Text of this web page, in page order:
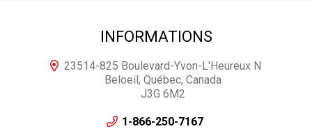
INFORMATIONS
23514-825 Boulevard-Yvon-L'Heureux N
Beloeil, Québec, Canada
J3G 6M2
1-866-250-7167